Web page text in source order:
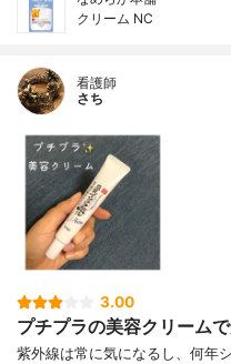
クリーム NC
看護師
さち
3.00
プチプラの美容クリーム
紫外線は常に気になるし、何年